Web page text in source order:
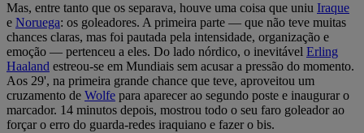
Mas, entre tanto que os separava, houve uma coisa que uniu Iraque
e Noruega: os goleadores. A primeira parte — que não teve muitas
chances claras, mas foi pautada pela intensidade, organização e
emoção — pertenceu a eles. Do lado nórdico, o inevitável Erling
Haaland estreou-se em Mundiais sem acusar a pressão do momento.
Aos 29', na primeira grande chance que teve, aproveitou um
cruzamento de Wolfe para aparecer ao segundo poste e inaugurar o
marcador. 14 minutos depois, mostrou todo o seu faro goleador ao
forçar o erro do guarda-redes iraquiano e fazer o bis.